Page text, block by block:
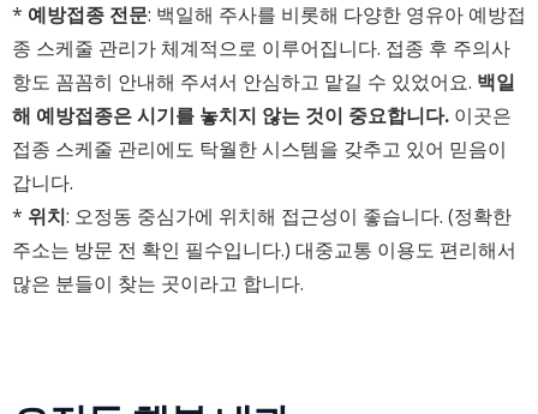
* 예방접종 전문: 백일해 주사를 비롯해 다양한 영유아 예방접
종 스케줄 관리가 체계적으로 이루어집니다. 접종 후 주의사
항도 꼼꼼히 안내해 주셔서 안심하고 맡길 수 있었어요. 백일
해 예방접종은 시기를 놓치지 않는 것이 중요합니다. 이곳은
접종 스케줄 관리에도 탁월한 시스템을 갖추고 있어 믿음이
갑니다.
* 위치: 오정동 중심가에 위치해 접근성이 좋습니다. (정확한
주소는 방문 전 확인 필수입니다.) 대중교통 이용도 편리해서
많은 분들이 찾는 곳이라고 합니다.